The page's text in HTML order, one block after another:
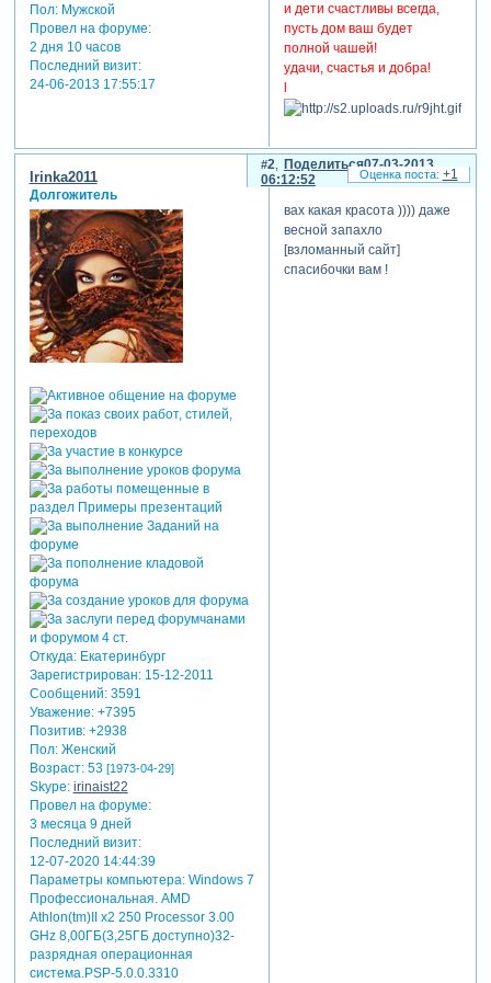
Пол:Мужской
Провел на форуме:
2 дня 10 часов
Последний визит:
24-06-2013 17:55:17
и дети счастливы всегда,
пусть дом ваш будет
полной чашей!
удачи, счастья и добра!
Поделиться
2
07-03-2013
06:12:52
Irinka2011
Долгожитель
Откуда:Екатеринбург
Зарегистрирован: 15-12-2011
Сообщений:3591
Уважение: +7395
Позитив: +2938
Пол:Женский
Возраст:53 [1973-04-29]
Skype: irinaist22
Провел на форуме:
3 месяца 9 дней
Последний визит:
12-07-2020 14:44:39
Параметры компьютера:Windows 7
Профессиональная. AMD
Athlon(tm)II x2 250 Processor 3.00
GHz 8,00ГБ(3,25ГБ доступно)32-
разрядная операционная
система.PSP-5.0.0.3310
вах какая красота )))) даже
весной запахло
[взломанный сайт]
спасибочки вам !
+1